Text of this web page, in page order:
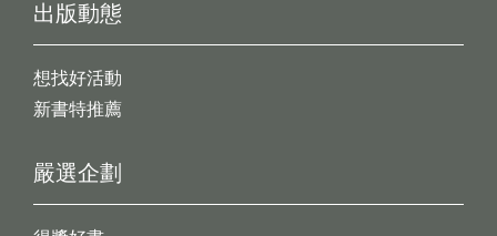
出版動態
想找好活動
新書特推薦
嚴選企劃